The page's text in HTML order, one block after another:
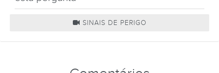
SINAIS DE PERIGO